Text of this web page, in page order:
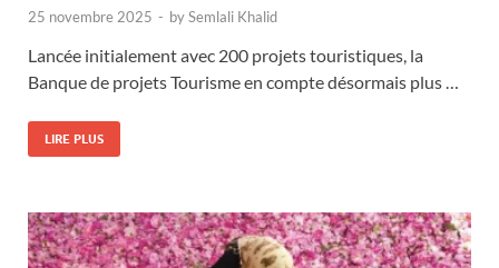
25 novembre 2025 - bySemlali Khalid
Lancée initialement avec 200 projets touristiques, la
Banque de projets Tourisme en compte désormais plus …
LIRE PLUS